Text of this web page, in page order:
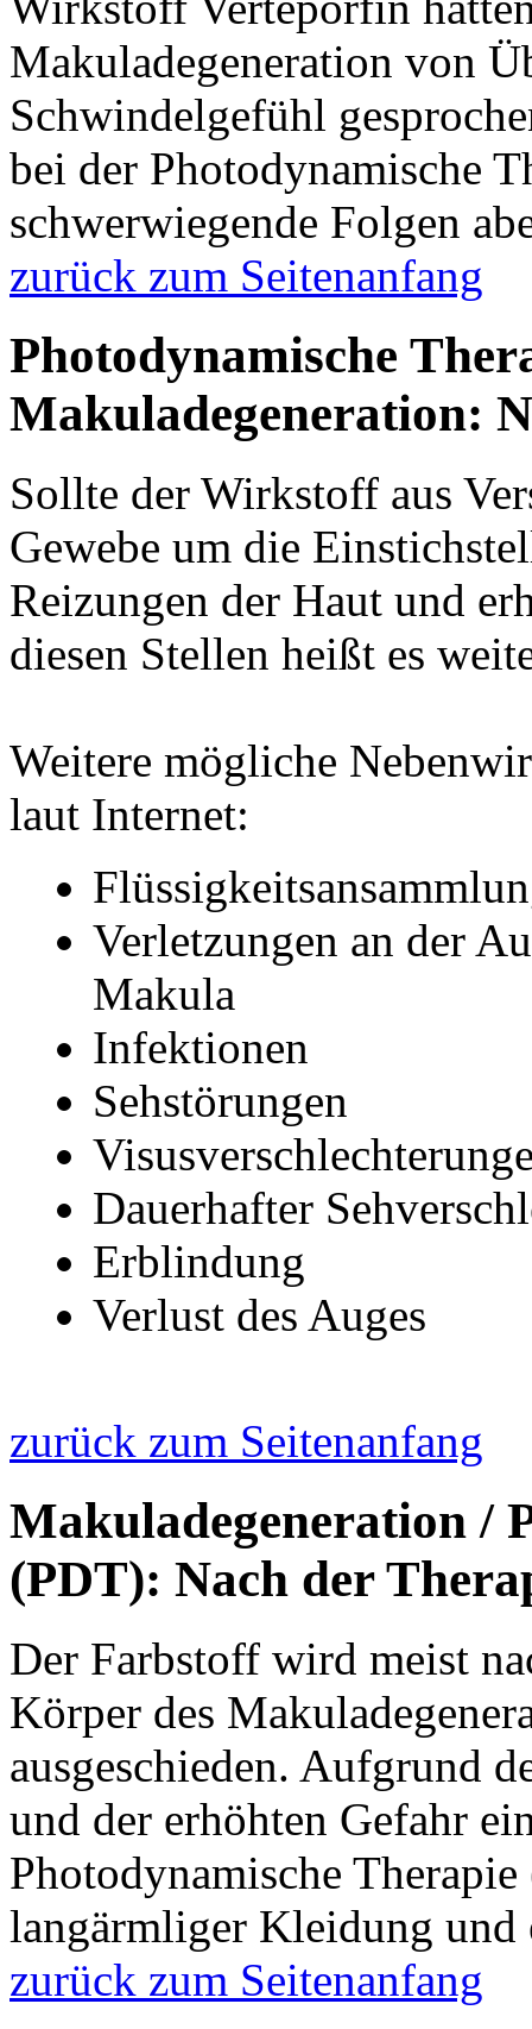
Makuladegeneration von
Schwindelgefühl
bei der Photodynamische
schwerwiegende Folgen
zurück zum Seitenanfang
Photodynamische
Makuladegeneration:
Sollte der Wirkstoff aus
Gewebe um die
Reizungen der Haut und
diesen Stellen heißt es
Weitere mögliche
laut Internet:
Verletzungen an der
Makula
Infektionen
Sehstörungen
Dauerhafter
Erblindung
Verlust des Auges
zurück zum Seitenanfang
Makuladegeneration /
(PDT): Nach der
Der Farbstoff wird meist
Körper des
ausgeschieden. Aufgrund
und der erhöhten Gefahr
Photodynamische
langärmliger Kleidung und
zurück zum Seitenanfang